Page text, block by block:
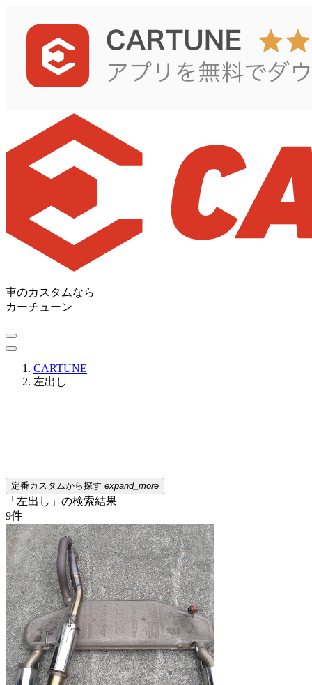
車のカスタムなら
カーチューン
CARTUNE
左出し
定番カスタムから探す expand_more
「左出し」の検索結果
9件